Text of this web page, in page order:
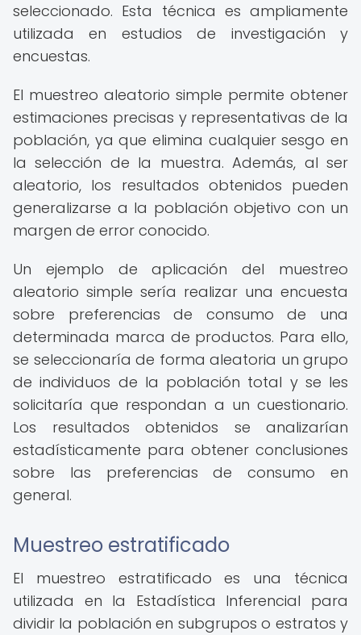
seleccionado. Esta técnica es ampliamente
utilizada en estudios de investigación y
encuestas.
El muestreo aleatorio simple permite obtener
estimaciones precisas y representativas de la
población, ya que elimina cualquier sesgo en
la selección de la muestra. Además, al ser
aleatorio, los resultados obtenidos pueden
generalizarse a la población objetivo con un
margen de error conocido.
Un ejemplo de aplicación del muestreo
aleatorio simple sería realizar una encuesta
sobre preferencias de consumo de una
determinada marca de productos. Para ello,
se seleccionaría de forma aleatoria un grupo
de individuos de la población total y se les
solicitaría que respondan a un cuestionario.
Los resultados obtenidos se analizarían
estadísticamente para obtener conclusiones
sobre las preferencias de consumo en
general.
Muestreo estratificado
El muestreo estratificado es una técnica
utilizada en la Estadística Inferencial para
dividir la población en subgrupos o estratos y